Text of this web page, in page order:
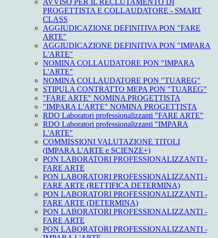
AVVISO PER IL RECLUTAMENTO DI
PROGETTISTA E COLLAUDATORE - SMART
CLASS
AGGIUDICAZIONE DEFINITIVA PON "FARE
ARTE"
AGGIUDICAZIONE DEFINITIVA PON "IMPARA
L'ARTE"
NOMINA COLLAUDATORE PON "IMPARA
L'ARTE"
NOMINA COLLAUDATORE PON "TUAREG"
STIPULA CONTRATTO MEPA PON "TUAREG"
"FARE ARTE" NOMINA PROGETTISTA
"IMPARA L'ARTE" NOMINA PROGETTISTA
RDO Laboratori professionalizzanti "FARE ARTE"
RDO Laboratori professionalizzanti "IMPARA
L'ARTE"
COMMISSIONI VALUTAZIONE TITOLI
(IMPARA L'ARTE e SCIENZE+)
PON LABORATORI PROFESSIONALIZZANTI -
FARE ARTE
PON LABORATORI PROFESSIONALIZZANTI -
FARE ARTE (RETTIFICA DETERMINA)
PON LABORATORI PROFESSIONALIZZANTI -
FARE ARTE (DETERMINA)
PON LABORATORI PROFESSIONALIZZANTI -
FARE ARTE
PON LABORATORI PROFESSIONALIZZANTI -